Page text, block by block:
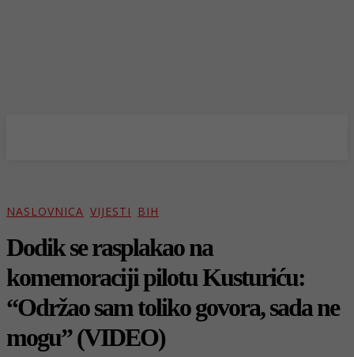
NASLOVNICA VIJESTI BIH
Dodik se rasplakao na
komemoraciji pilotu Kusturiću:
“Održao sam toliko govora, sada ne
mogu” (VIDEO)